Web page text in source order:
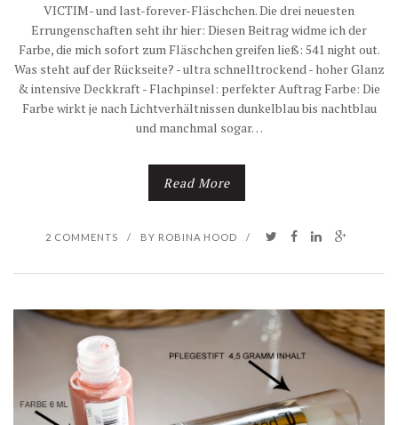
VICTIM- und last-forever-Fläschchen. Die drei neuesten
Errungenschaften seht ihr hier: Diesen Beitrag widme ich der
Farbe, die mich sofort zum Fläschchen greifen ließ: 541 night out.
Was steht auf der Rückseite? - ultra schnelltrockend - hoher Glanz
& intensive Deckkraft - Flachpinsel: perfekter Auftrag Farbe: Die
Farbe wirkt je nach Lichtverhältnissen dunkelblau bis nachtblau
und manchmal sogar…
Read More
2 COMMENTS / BY ROBINA HOOD /